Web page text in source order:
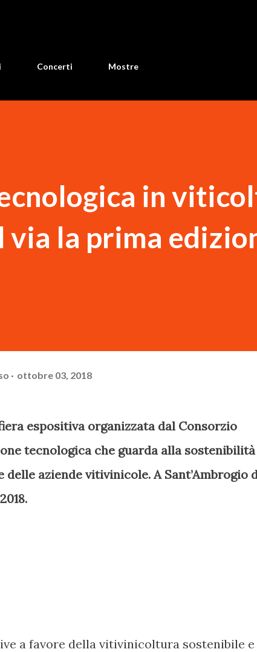
Concerti Mostre
in
via la prima
ottobre 03, 2018
espositiva organizzata dal Consorzio
tecnologica che guarda alla sostenibilità
aziende vitivinicole. A Sant’Ambrogio
a favore della vitivinicoltura sostenibile e